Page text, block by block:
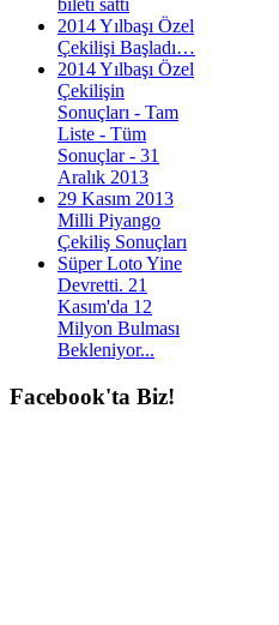
bileti sattı
2014 Yılbaşı Özel
Çekilişi Başladı…
2014 Yılbaşı Özel
Çekilişin
Sonuçları - Tam
Liste - Tüm
Sonuçlar - 31
Aralık 2013
29 Kasım 2013
Milli Piyango
Çekiliş Sonuçları
Süper Loto Yine
Devretti. 21
Kasım'da 12
Milyon Bulması
Bekleniyor...
Facebook'ta Biz!